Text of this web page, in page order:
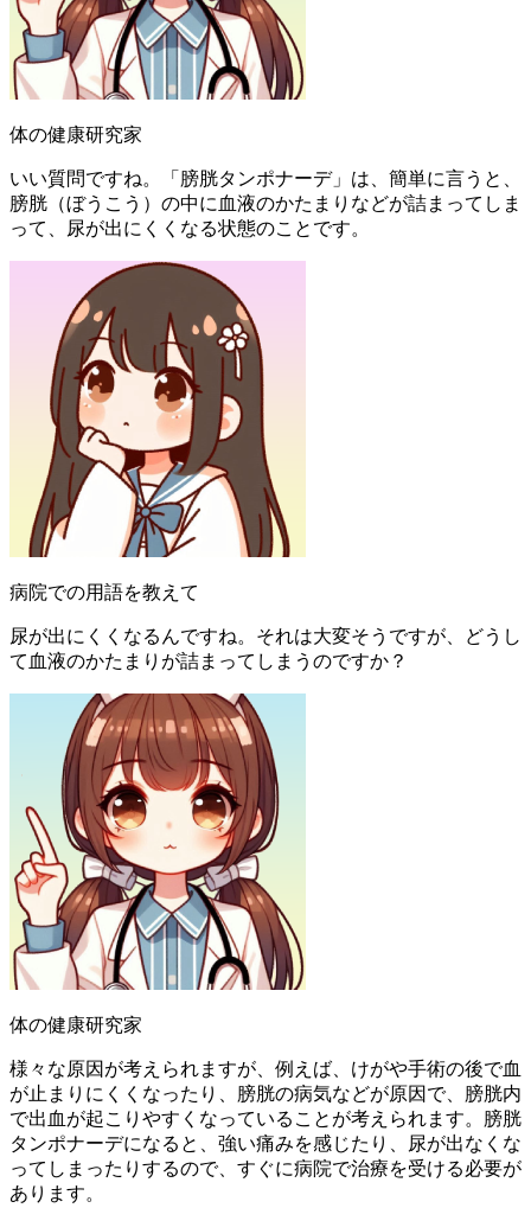
体の健康研究家
いい質問ですね。「膀胱タンポナーデ」は、簡単に言うと、
膀胱（ぼうこう）の中に血液のかたまりなどが詰まってしま
って、尿が出にくくなる状態のことです。
病院での用語を教えて
尿が出にくくなるんですね。それは大変そうですが、どうし
て血液のかたまりが詰まってしまうのですか？
体の健康研究家
様々な原因が考えられますが、例えば、けがや手術の後で血
が止まりにくくなったり、膀胱の病気などが原因で、膀胱内
で出血が起こりやすくなっていることが考えられます。膀胱
タンポナーデになると、強い痛みを感じたり、尿が出なくな
ってしまったりするので、すぐに病院で治療を受ける必要が
あります。